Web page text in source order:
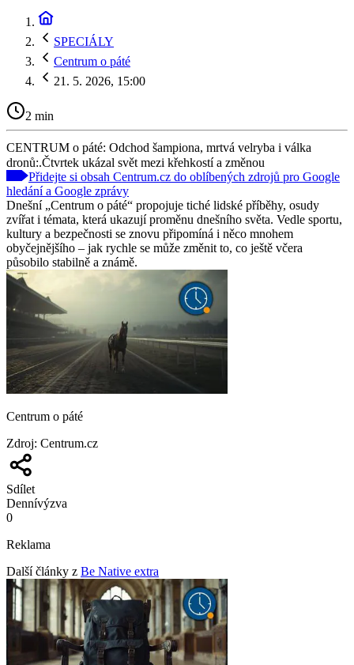
SPECIÁLY
Centrum o páté
21. 5. 2026, 15:00
2 min
CENTRUM o páté: Odchod šampiona, mrtvá velryba i válka
dronů:.Čtvrtek ukázal svět mezi křehkostí a změnou
Přidejte si obsah Centrum.cz do oblíbených zdrojů pro Google
hledání a Google zprávy
Dnešní „Centrum o páté“ propojuje tiché lidské příběhy, osudy
zvířat i témata, která ukazují proměnu dnešního světa. Vedle sportu,
kultury a bezpečnosti se znovu připomíná i něco mnohem
obyčejnějšího – jak rychle se může změnit to, co ještě včera
působilo stabilně a známě.
Centrum o páté
Zdroj: Centrum.cz
Sdílet
Dennívýzva
0
Reklama
Další články z Be Native extra